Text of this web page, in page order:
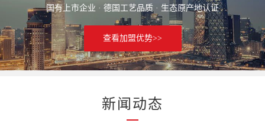
国有上市企业 · 德国工艺品质 · 生态原产地认证
查看加盟优势>>
新闻动态